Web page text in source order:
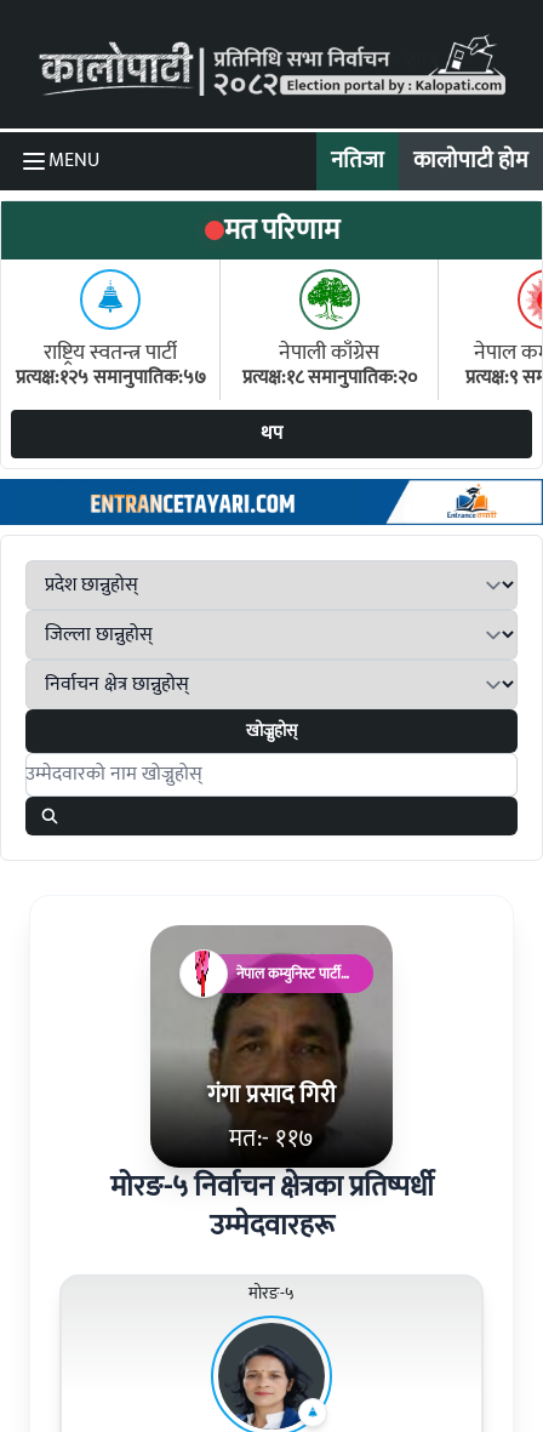
MENU नतिजा कालोपाटी होम
मत परिणाम
राष्ट्रिय स्वतन्त्र पार्टी
प्रत्यक्ष:१२५ समानुपातिक:५७
नेपाली काँग्रेस
प्रत्यक्ष:१८ समानुपातिक:२०
नेपाल
प्रत्यक्ष:९
थप
खोज्नुहोस्
Search candidates
गंगा प्रसाद गिरी
मत:- ११७
नेपाल कम्युनिस्ट पार्टी
(माओवादी)
मोरङ-५ निर्वाचन क्षेत्रका प्रतिष्पर्धी
उम्मेदवारहरू
मोरङ-५